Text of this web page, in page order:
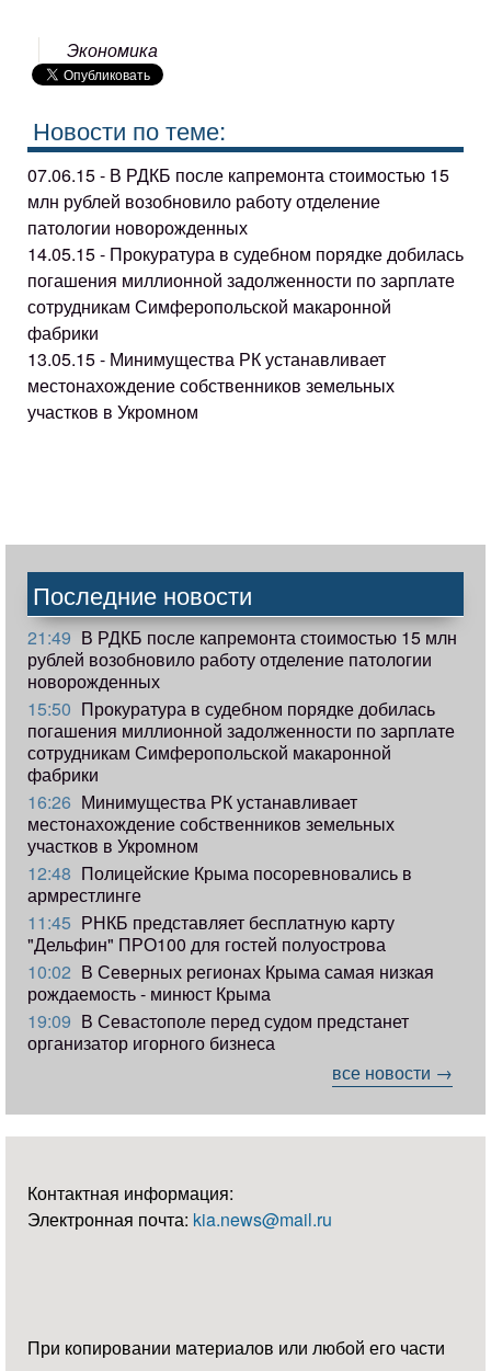
Экономика
Новости по теме:
07.06.15 - В РДКБ после капремонта стоимостью 15
млн рублей возобновило работу отделение
патологии новорожденных
14.05.15 - Прокуратура в судебном порядке добилась
погашения миллионной задолженности по зарплате
сотрудникам Симферопольской макаронной
фабрики
13.05.15 - Минимущества РК устанавливает
местонахождение собственников земельных
участков в Укромном
Последние новости
21:49 В РДКБ после капремонта стоимостью 15 млн
рублей возобновило работу отделение патологии
новорожденных
15:50 Прокуратура в судебном порядке добилась
погашения миллионной задолженности по зарплате
сотрудникам Симферопольской макаронной
фабрики
16:26 Минимущества РК устанавливает
местонахождение собственников земельных
участков в Укромном
12:48 Полицейские Крыма посоревновались в
армрестлинге
11:45 РНКБ представляет бесплатную карту
"Дельфин" ПРО100 для гостей полуострова
10:02 В Северных регионах Крыма самая низкая
рождаемость - минюст Крыма
19:09 В Севастополе перед судом предстанет
организатор игорного бизнеса
все новости →
Контактная информация:
Электронная почта: kia.news@mail.ru
При копировании материалов или любой его части